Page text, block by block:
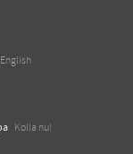
Kolla nu!